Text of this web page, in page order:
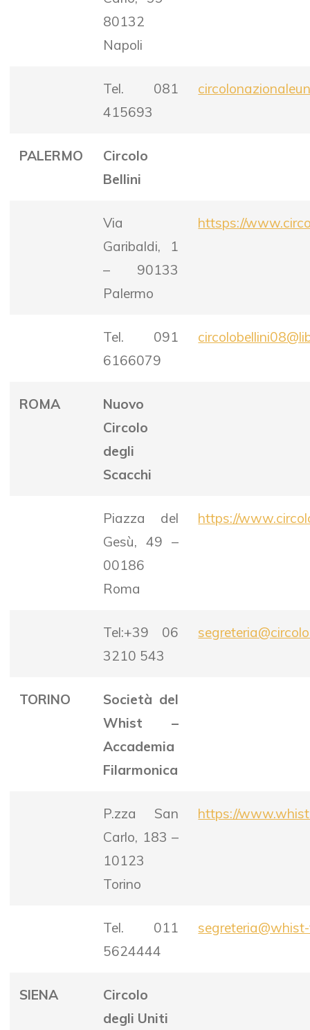
80132
Napoli
Tel. 081
415693
PALERMO
Circolo
Bellini
Via
Garibaldi, 1
– 90133
Palermo
httsps://
Tel. 091
6166079
ROMA
Nuovo
Circolo
degli
Scacchi
Piazza del
Gesù, 49 –
00186
Roma
https://
Tel:+39 06
3210 543
TORINO
Società del
Whist –
Accademia
Filarmonica
P.zza San
Carlo, 183 –
10123
Torino
https://
Tel. 011
5624444
SIENA
Circolo
degli Uniti